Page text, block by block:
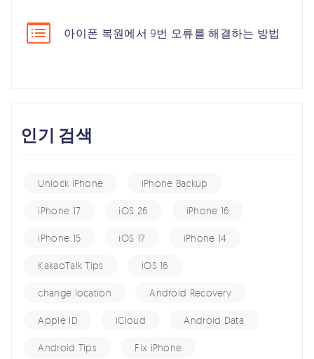
아이폰 복원에서 9번 오류를 해결하는 방법
인기 검색
Unlock iPhone iPhone Backup
iPhone 17 iOS 26 iPhone 16
iPhone 15 iOS 17 iPhone 14
KakaoTalk Tips iOS 16
change location Android Recovery
Apple ID iCloud Android Data
Android Tips Fix iPhone